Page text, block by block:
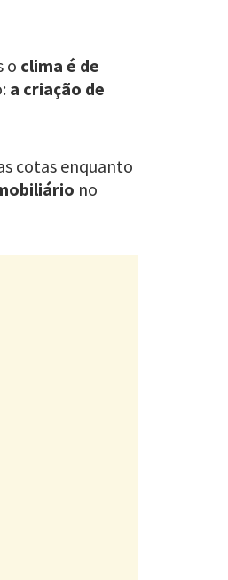
o clima é de
a criação de
cotas enquanto
no